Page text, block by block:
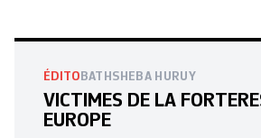
ÉDITO BATHSHEBA HURUY
VICTIMES DE LA
EUROPE